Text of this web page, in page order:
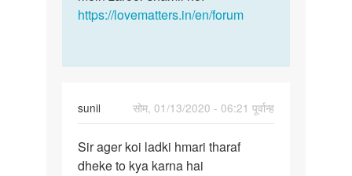
https://lovematters.in/en/forum
sunil
सोम, 01/13/2020 - 06:21 पूर्वान्ह
Sir
ager
Sir ager koi ladki hmari tharaf
dheke to kya karna hai